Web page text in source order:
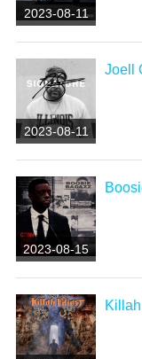
2023-08-11
2023-08-11
Joell
2023-08-15